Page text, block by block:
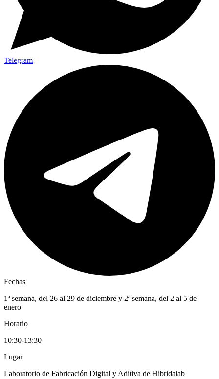
Telegram
Fechas
1ª semana, del 26 al 29 de diciembre y 2ª semana, del 2 al 5 de
enero
Horario
10:30-13:30
Lugar
Laboratorio de Fabricación Digital y Aditiva de Hibridalab